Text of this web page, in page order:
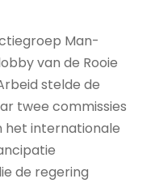
Man-
van de Rooie
stelde de
twee commissies
het internationale
de regering